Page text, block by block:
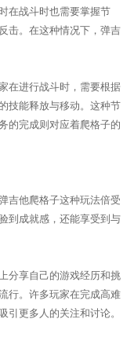
在战斗时也需要掌握节
击。在这种情况下，弹吉
在进行战斗时，需要根据
技能释放与移动。这种节
的完成则对应着爬格子的
吉他爬格子这种玩法倍受
到成就感，还能享受到与
分享自己的游戏经历和挑
行。许多玩家在完成高难
引更多人的关注和讨论。